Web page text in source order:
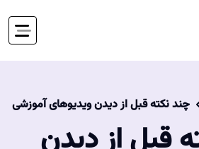
چند نکته قبل از دیدن ویدیوهای آموزشی
قبل از دیدن